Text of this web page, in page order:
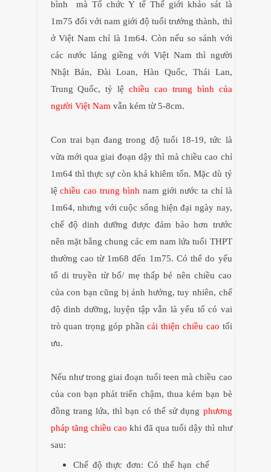
bình mà Tổ chức Y tế Thế giới khảo sát là
1m75 đối với nam giới độ tuổi trưởng thành, thì
ở Việt Nam chỉ là 1m64. Còn nếu so sánh với
các nước láng giềng với Việt Nam thì người
Nhật Bản, Đài Loan, Hàn Quốc, Thái Lan,
Trung Quốc, tỷ lệ chiều cao trung bình của
người Việt Namvẫn kém từ 5-8cm.
Con trai bạn đang trong độ tuổi 18-19, tức là
vừa mới qua giai đoạn dậy thì mà chiều cao chỉ
1m64 thì thực sự còn khá khiêm tốn. Mặc dù tỷ
lệchiều cao trung bình nam giới nước ta chỉ là
1m64, nhưng với cuộc sống hiện đại ngày nay,
chế độ dinh dưỡng được đảm bảo hơn trước
nên mặt bằng chung các em nam lứa tuổi THPT
thường cao từ 1m68 đến 1m75. Có thể do yếu
tố di truyền từ bố/ mẹ thấp bé nên chiều cao
của con bạn cũng bị ảnh hưởng, tuy nhiên, chế
độ dinh dưỡng, luyện tập vẫn là yếu tố có vai
trò quan trọng góp phầncải thiện chiều cao tối
ưu.
Nếu như trong giai đoạn tuổi teen mà chiều cao
của con bạn phát triển chậm, thua kém bạn bè
đồng trang lứa, thì bạn có thể sử dụng phương
pháp tăng chiều cao khi đã qua tuổi dậy thì như
sau:
Chế độ thực đơn: Có thể hạn chế